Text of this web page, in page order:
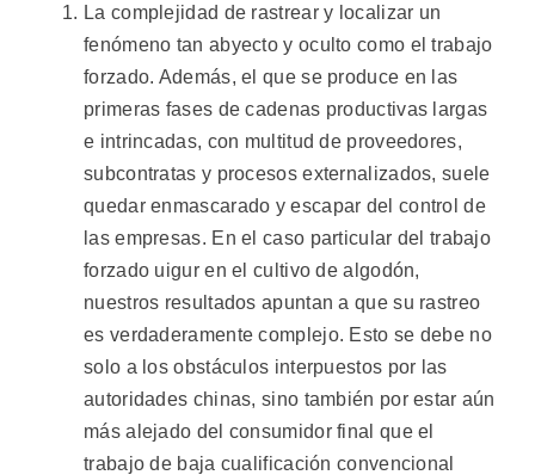
La complejidad de rastrear y localizar un
fenómeno tan abyecto y oculto como el trabajo
forzado. Además, el que se produce en las
primeras fases de cadenas productivas largas
e intrincadas, con multitud de proveedores,
subcontratas y procesos externalizados, suele
quedar enmascarado y escapar del control de
las empresas. En el caso particular del trabajo
forzado uigur en el cultivo de algodón,
nuestros resultados apuntan a que su rastreo
es verdaderamente complejo. Esto se debe no
solo a los obstáculos interpuestos por las
autoridades chinas, sino también por estar aún
más alejado del consumidor final que el
trabajo de baja cualificación convencional